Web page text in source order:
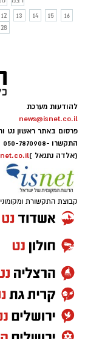
12 13 14 15
16
28
להודעות מערכת
news@isnet.co.il
פרסום באתר ראשון נט
התקשרו -050-7870908
(אלדה נתנאל )
קבוצת התקשורת